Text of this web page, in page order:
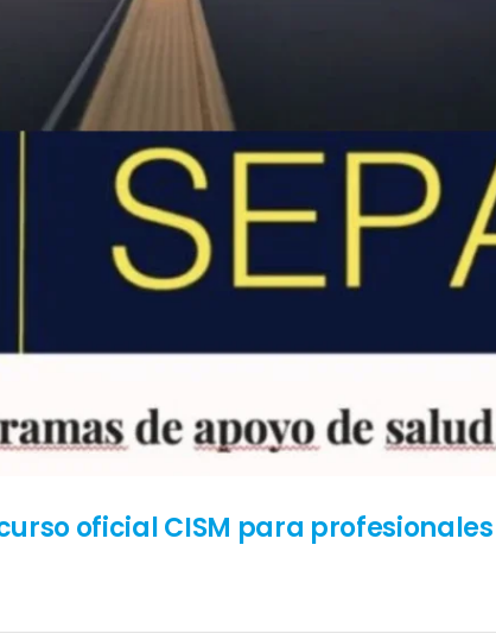
oficial CISM para